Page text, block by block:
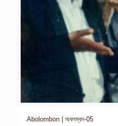
Abolombon | অবলম্বন-05